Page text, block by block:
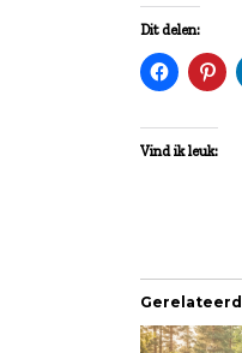
Dit delen:
Vind ik leuk:
Gerelateerd